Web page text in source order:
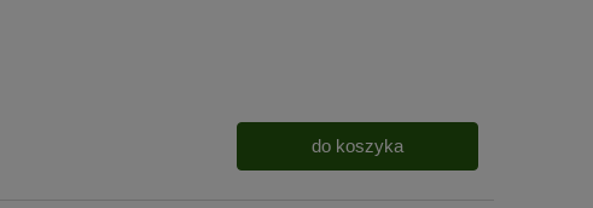
do koszyka